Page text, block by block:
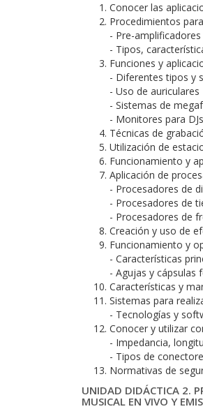
Conocer las
Procedimientos
- Pre-
- Tipos,
Funciones y
- Diferentes tipos y
- Uso de auriculares
- Sistemas de
- Monitores para DJs
Técnicas de
Utilización de
Funcionamiento y
Aplicación de
- Procesadores de
- Procesadores de
- Procesadores de
Creación y uso de
Funcionamiento y
- Características
- Agujas y cápsulas
Características y
Sistemas para
- Tecnologías y
Conocer y utilizar
- Impedancia,
- Tipos de
Normativas de
UNIDAD DIDÁCTICA 2.
MUSICAL EN VIVO Y